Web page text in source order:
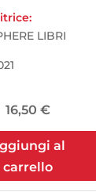
LIBRI
16,50 €
al
carrello